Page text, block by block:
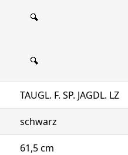
TAUGL. F. SP. JAGDL. LZ
schwarz
61,5 cm